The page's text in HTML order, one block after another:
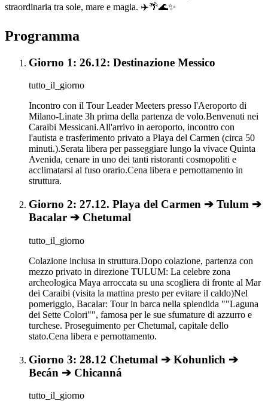
straordinaria tra sole, mare e magia. ✈️🌴🌊✨
Programma
Giorno 1: 26.12: Destinazione Messico
tutto_il_giorno
Incontro con il Tour Leader Meeters presso l'Aeroporto di
Milano-Linate 3h prima della partenza de volo.Benvenuti nei
Caraibi Messicani.All'arrivo in aeroporto, incontro con
l'autista e trasferimento privato a Playa del Carmen (circa 50
minuti.).Serata libera per passeggiare lungo la vivace Quinta
Avenida, cenare in uno dei tanti ristoranti cosmopoliti e
acclimatarsi al fuso orario.Cena libera e pernottamento in
struttura.
Giorno 2: 27.12. Playa del Carmen ➔ Tulum ➔
Bacalar ➔ Chetumal
tutto_il_giorno
Colazione inclusa in struttura.Dopo colazione, partenza con
mezzo privato in direzione TULUM: La celebre zona
archeologica Maya arroccata su una scogliera di fronte al Mar
dei Caraibi (visita la mattina presto per evitare il caldo)Nel
pomeriggio, Bacalar: Tour in barca nella splendida ""Laguna
dei Sette Colori"", famosa per le sue sfumature di azzurro e
turchese. Proseguimento per Chetumal, capitale dello
stato.Cena libera e pernottamento.
Giorno 3: 28.12 Chetumal ➔ Kohunlich ➔
Becán ➔ Chicanná
tutto_il_giorno